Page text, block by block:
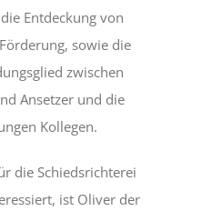
Entdeckung von
sowie die
zwischen
Ansetzer und die
Kollegen.
die Schiedsrichterei
ist Oliver der